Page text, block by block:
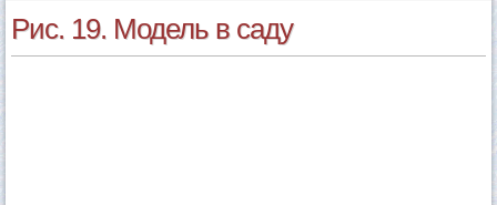
Рис. 19. Модель в саду